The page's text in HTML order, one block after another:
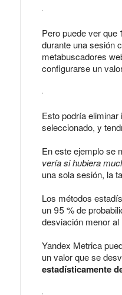
Pero puede ver
durante una sesión
metabuscadores
configurarse un
Esto podría
seleccionado, y
En este ejemplo se
vería si hubiera
una sola sesión, la
Los métodos
un 95 % de
desviación menor al
Yandex Metrica
un valor que se
estadísticamente